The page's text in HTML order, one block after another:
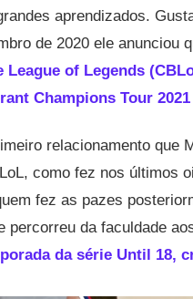
aprendizados.
de 2020 ele anunciou
of Legends
Champions Tour
relacionamento que
como fez nos últimos
fez as pazes
percorreu da faculdade
da série Until 18,